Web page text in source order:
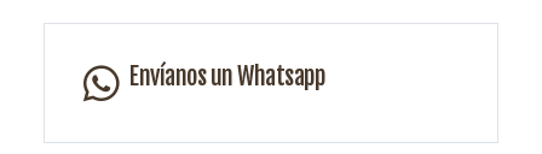
Envíanos un Whatsapp